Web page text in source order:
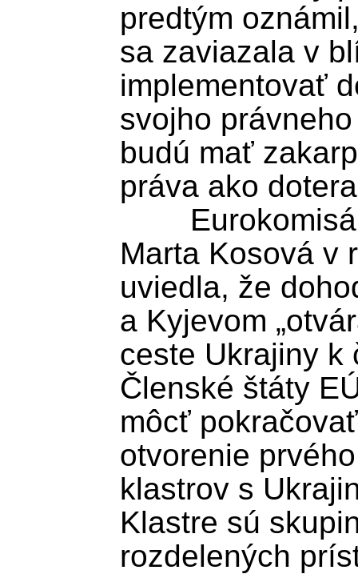
predtým
sa zaviazala v
implementovať
svojho
budú mať
práva ako
Marta Kosová v
uviedla, že
a Kyjevom
ceste Ukrajiny k
Členské štáty
môcť
otvorenie
klastrov s
Klastre sú
rozdelených